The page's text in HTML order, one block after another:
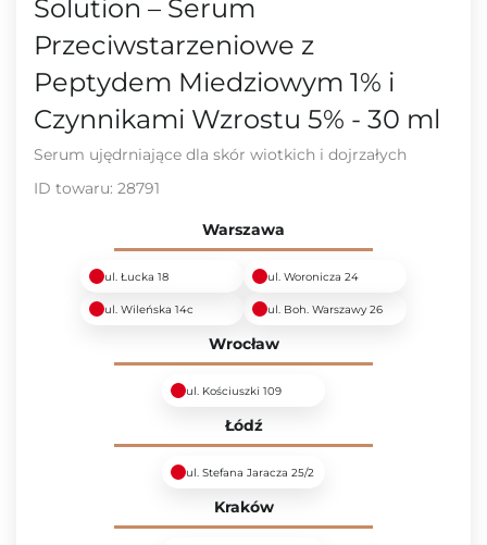
Solution – Serum
Przeciwstarzeniowe z
Peptydem Miedziowym 1% i
Czynnikami Wzrostu 5% - 30 ml
Serum ujędrniające dla skór wiotkich i dojrzałych
ID towaru: 28791
Warszawa
ul. Łucka 18 ul. Woronicza 24
ul. Wileńska 14c ul. Boh. Warszawy 26
Wrocław
ul. Kościuszki 109
Łódź
ul. Stefana Jaracza 25/2
Kraków